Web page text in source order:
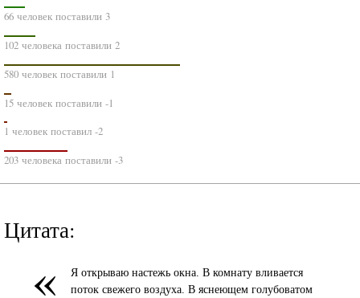
66 человек поставили 3
102 человека поставили 2
580 человек поставили 1
15 человек поставили -1
1 человек поставил -2
203 человека поставили -3
Цитата:
«
Я открываю настежь окна. В комнату вливается
поток свежего воздуха. В яснеющем голубоватом